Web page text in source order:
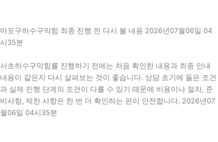
마포구하수구막힘 최종 진행 전 다시 볼 내용 2026년07월06일 04
시35분
서초하수구막힘를 진행하기 전에는 처음 확인한 내용과 최종 안내
내용이 같은지 다시 살펴보는 것이 좋습니다. 상담 초기에 들은 조건
과 실제 진행 단계의 조건이 다를 수 있기 때문에 비용이나 절차, 준
비사항, 제한 사항은 한 번 더 확인하는 편이 안전합니다. 2026년07
월06일 04시35분